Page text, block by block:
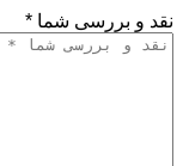
نقد و بررسی شما *